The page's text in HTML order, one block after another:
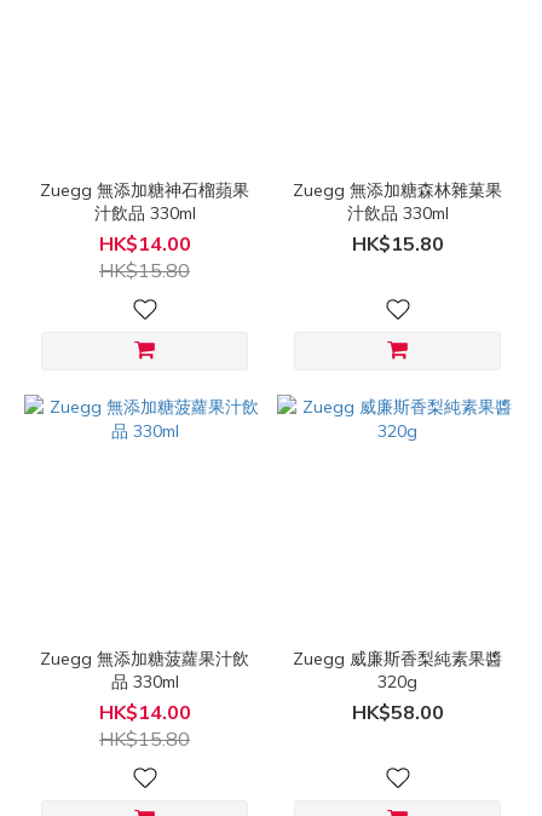
Zuegg 無添加糖神石榴蘋果
汁飲品 330ml
HK$14.00
HK$15.80
Zuegg 無添加糖森林雜菓果
汁飲品 330ml
HK$15.80
Zuegg 無添加糖菠蘿果汁飲
品 330ml
HK$14.00
HK$15.80
Zuegg 威廉斯香梨純素果醬
320g
HK$58.00